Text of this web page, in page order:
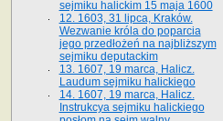
sejmiku halickim 15 maja 1600
12. 1603, 31 lipca, Kraków.
Wezwanie króla do poparcia
jego przedłożeń na najbliższym
sejmiku deputackim
13. 1607, 19 marca, Halicz.
Laudum sejmiku halickiego
14. 1607, 19 marca, Halicz.
Instrukcya sejmiku halickiego